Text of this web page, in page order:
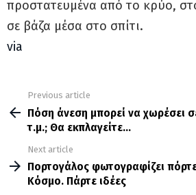
προστατευμένα από το κρύο,
σε βάζα μέσα στο σπίτι.
via
more
Previous article
Πόση άνεση μπορεί να χωρέσει
τ.μ.; Θα εκπλαγείτε…
Next article
Πορτογάλος φωτογραφίζει
Κόσμο. Πάρτε ιδέες